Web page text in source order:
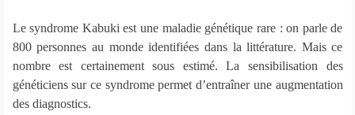
Le syndrome Kabuki est une maladie génétique rare : on parle de
800 personnes au monde identifiées dans la littérature. Mais ce
nombre est certainement sous estimé. La sensibilisation des
généticiens sur ce syndrome permet d’entraîner une augmentation
des diagnostics.